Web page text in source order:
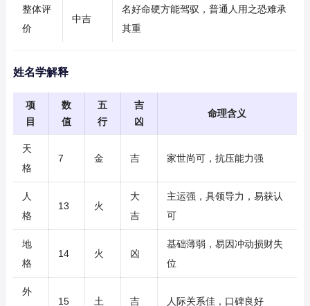
整体评
价
中吉
名好命硬方能驾驭，普通人用之恐难承
其重
姓名学解释
项
目
数
值
五
行
吉
凶
命理含义
天
格
7 金 吉 家世尚可，抗压能力强
人
格
13 火
大
吉
主运强，具领导力，易获认
可
地
格
14 火 凶
基础薄弱，易因冲动损财失
位
外
15 土 吉 人际关系佳，口碑良好